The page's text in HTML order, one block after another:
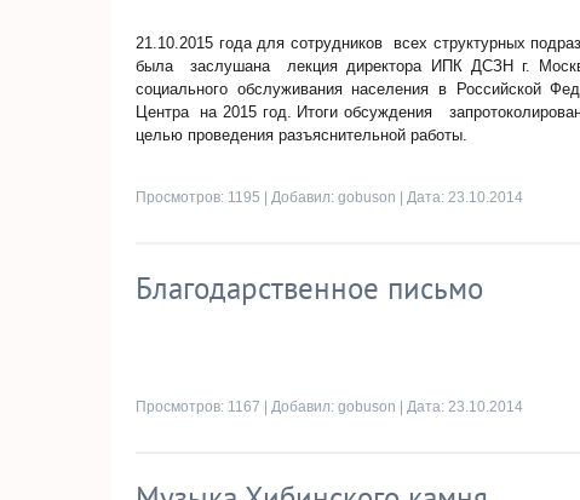
21.10.2015 года для сотрудников всех структурных
была заслушана лекция директора ИПК ДСЗН г.
социального обслуживания населения в Российской
Центра на 2015 год. Итоги обсуждения
целью проведения разъяснительной работы.
Просмотров: 1195 | Добавил: gobuson | Дата: 23.10.2014
Благодарственное письмо
Просмотров: 1167 | Добавил: gobuson | Дата: 23.10.2014